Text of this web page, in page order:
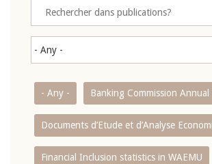
- Any - Banking Commission
Documents d’Etude et d’Analyse
Financial Inclusion statistics in WAEMU